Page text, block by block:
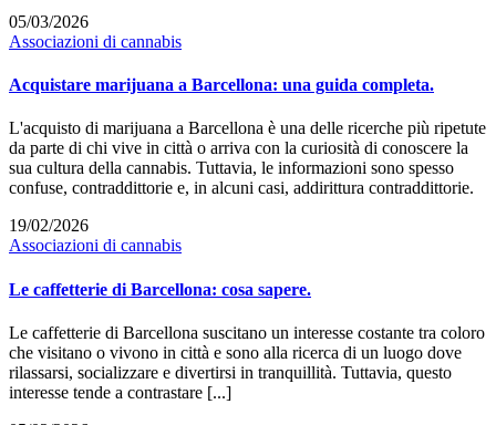
05/03/2026
Associazioni di cannabis
Acquistare marijuana a Barcellona: una guida completa.
L'acquisto di marijuana a Barcellona è una delle ricerche più ripetute
da parte di chi vive in città o arriva con la curiosità di conoscere la
sua cultura della cannabis. Tuttavia, le informazioni sono spesso
confuse, contraddittorie e, in alcuni casi, addirittura contraddittorie.
19/02/2026
Associazioni di cannabis
Le caffetterie di Barcellona: cosa sapere.
Le caffetterie di Barcellona suscitano un interesse costante tra coloro
che visitano o vivono in città e sono alla ricerca di un luogo dove
rilassarsi, socializzare e divertirsi in tranquillità. Tuttavia, questo
interesse tende a contrastare [...]